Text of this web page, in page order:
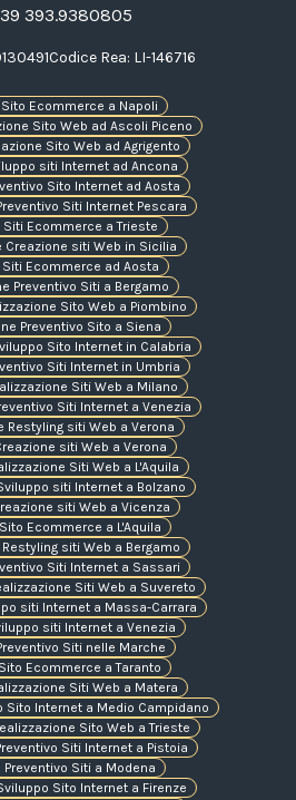
393.9380805
Codice Rea: LI-146716
Ecommerce a Napoli
Sito Web ad Ascoli Piceno
Sito Web ad Agrigento
siti Internet ad Ancona
Sito Internet ad Aosta
Siti Internet Pescara
Siti Ecommerce a Trieste
Creazione siti Web in Sicilia
Siti Ecommerce ad Aosta
Preventivo Siti a Bergamo
Sito Web a Piombino
Preventivo Sito a Siena
Sito Internet in Calabria
Siti Internet in Umbria
Siti Web a Milano
Siti Internet a Venezia
Restyling siti Web a Verona
siti Web a Verona
Siti Web a L'Aquila
siti Internet a Bolzano
siti Web a Vicenza
Ecommerce a L'Aquila
siti Web a Bergamo
Siti Internet a Sassari
Siti Web a Suvereto
siti Internet a Massa-Carrara
siti Internet a Venezia
Siti nelle Marche
Ecommerce a Taranto
Siti Web a Matera
Sito Internet a Medio Campidano
Sito Web a Trieste
Siti Internet a Pistoia
Preventivo Siti a Modena
Sito Internet a Firenze